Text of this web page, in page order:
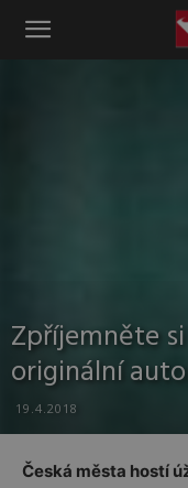
Instinkt
Zpříjemněte
originální
19.4.2018
Česká města hostí